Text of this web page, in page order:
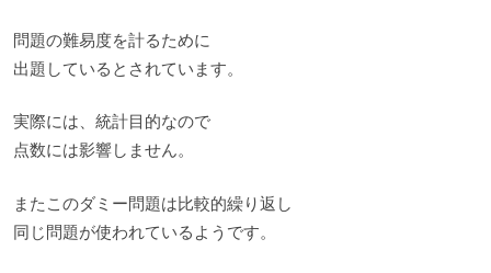
問題の難易度を計るために
出題しているとされています。
実際には、統計目的なので
点数には影響しません。
またこのダミー問題は比較的繰り返し
同じ問題が使われているようです。